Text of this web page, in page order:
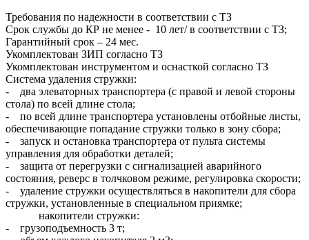
Требования по надежности в соответствии с ТЗ
Срок службы до КР не менее - 10 лет/ в соответствии с ТЗ;
Гарантийный срок – 24 мес.
Укомплектован ЗИП согласно ТЗ
Укомплектован инструментом и оснасткой согласно ТЗ
Система удаления стружки:
- два элеваторных транспортера (с правой и левой стороны
стола) по всей длине стола;
- по всей длине транспортера установлены отбойные листы,
обеспечивающие попадание стружки только в зону сбора;
- запуск и остановка транспортера от пульта системы
управления для обработки деталей;
- защита от перегрузки с сигнализацией аварийного
состояния, реверс в толчковом режиме, регулировка скорости;
- удаление стружки осуществляться в накопители для сбора
стружки, установленные в специальном приямке;
накопители стружки:
- грузоподъемность 3 т;